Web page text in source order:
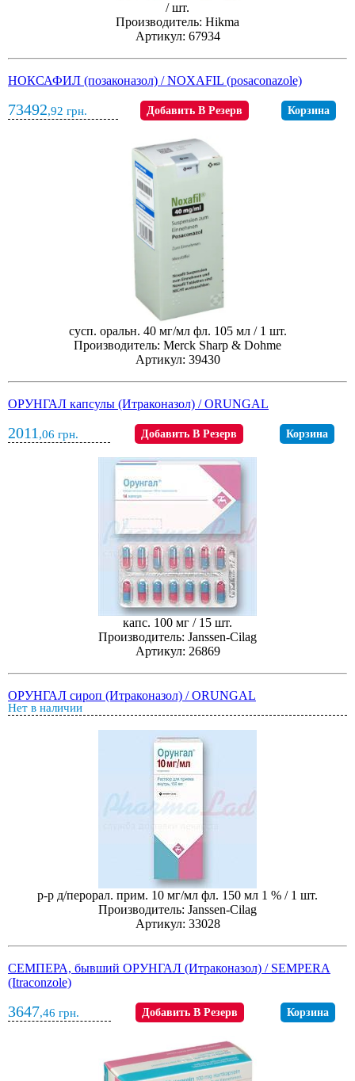
/ шт.
Производитель: Hikma
Артикул: 67934
НОКСАФИЛ (позаконазол) / NOXAFIL (posaconazole)
73492,92 грн. Добавить В Резерв Корзина
сусп. оральн. 40 мг/мл фл. 105 мл / 1 шт.
Производитель: Merck Sharp & Dohme
Артикул: 39430
ОРУНГАЛ капсулы (Итраконазол) / ORUNGAL
2011 ,06 грн. Добавить В Резерв Корзина
капс. 100 мг / 15 шт.
Производитель: Janssen-Cilag
Артикул: 26869
ОРУНГАЛ сироп (Итраконазол) / ORUNGAL
Нет в наличии
р-р д/перорал. прим. 10 мг/мл фл. 150 мл 1 % / 1 шт.
Производитель: Janssen-Cilag
Артикул: 33028
СЕМПЕРА, бывший ОРУНГАЛ (Итраконазол) / SEMPERA
(Itraconzole)
3647,46 грн. Добавить В Резерв Корзина